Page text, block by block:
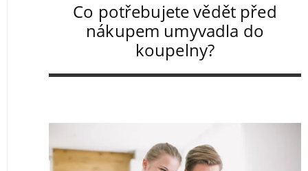
Co potřebujete vědět před
nákupem umyvadla do
koupelny?